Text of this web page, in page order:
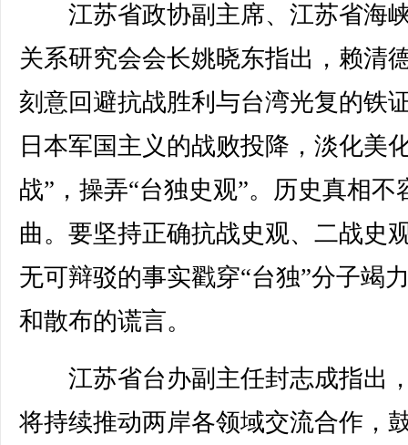
江苏省政协副主席、江苏省海
关系研究会会长姚晓东指出，赖清
刻意回避抗战胜利与台湾光复的铁
日本军国主义的战败投降，淡化美
战”，操弄“台独史观”。历史真相不
曲。要坚持正确抗战史观、二战史
无可辩驳的事实戳穿“台独”分子竭
和散布的谎言。
江苏省台办副主任封志成指出
将持续推动两岸各领域交流合作，